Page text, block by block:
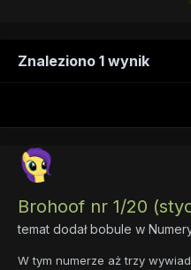
Znaleziono 1 wynik
Brohoof nr 1/20
temat dodałbobule w
W tym numerze aż trzy